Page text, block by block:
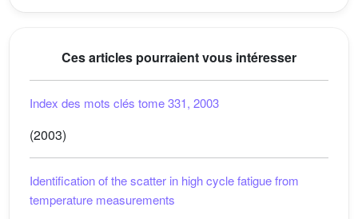
Ces articles pourraient vous intéresser
Index des mots clés tome 331, 2003
(2003)
Identification of the scatter in high cycle fatigue from
temperature measurements